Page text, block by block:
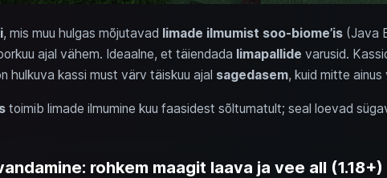
, mis muu hulgas mõjutavad limade ilmumist soo-biome’is(Java
ajal vähem. Ideaalne, et täiendada limapallide varusid.
hulkuva kassi must värv täiskuu ajal sagedasem, kuid mitte ainus
toimib limade ilmumine kuu faasidest sõltumatult; seal loevad
rohkem maagit laava ja vee all (1.18+)